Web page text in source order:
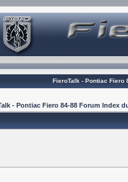
FieroTalk - Pontiac Fiero
- Pontiac Fiero 84-88 Forum Index